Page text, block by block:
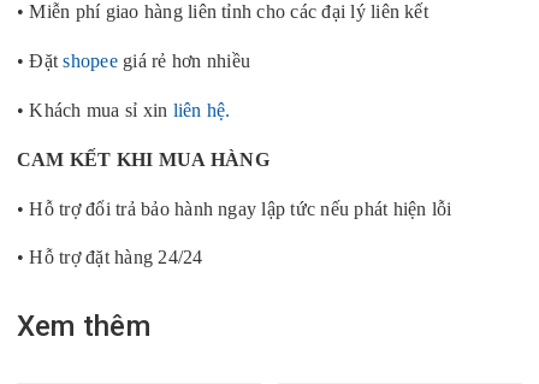
• Miễn phí giao hàng liên tỉnh cho các đại lý liên kết
• Đặtshopeegiá rẻ hơn nhiều
• Khách mua sỉ xin liên hệ.
CAM KẾT KHI MUA HÀNG
• Hỗ trợ đổi trả bảo hành ngay lập tức nếu phát hiện lỗi
• Hỗ trợ đặt hàng 24/24
Xem thêm